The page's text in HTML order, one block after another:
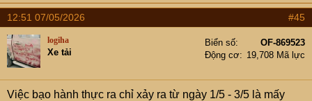
Nên cụ vui lòng bớt cái văn "giới trẻ" lại
12:51 07/05/2026 #45
logiha
Xe tải
Biển số
OF-869523
Động cơ
19,708 Mã lực
Việc bạo hành thực ra chỉ xảy ra từ ngày 1/5 - 3/5 là mấy